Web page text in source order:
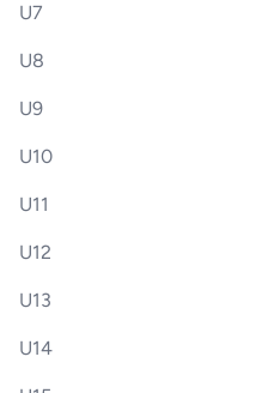
U7
U8
U9
U10
U11
U12
U13
U14